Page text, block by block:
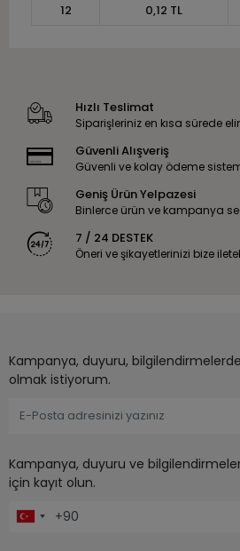
12
0,12 TL
Hızlı Teslimat
Siparişleriniz en kısa sürede
Güvenli Alışveriş
Güvenli ve kolay ödeme
Geniş Ürün Yelpazesi
Binlerce ürün ve kampanya
7 / 24 DESTEK
Öneri ve şikayetlerinizi bize
Kampanya, duyuru,
olmak istiyorum.
Kampanya, duyuru ve
için kayıt olun.